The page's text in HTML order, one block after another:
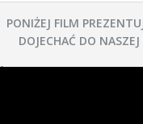
PONIŻEJ FILM
DOJECHAĆ DO